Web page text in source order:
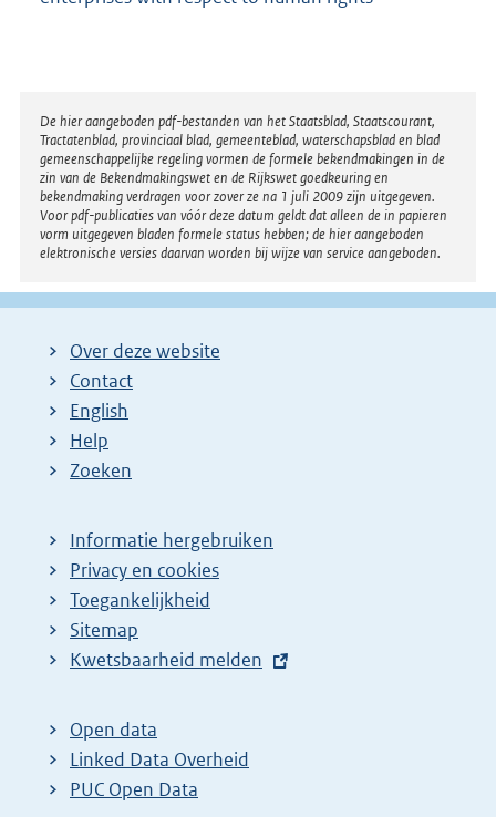
Disclaimer
De hier aangeboden pdf-bestanden van het Staatsblad, Staatscourant,
Tractatenblad, provinciaal blad, gemeenteblad, waterschapsblad en blad
gemeenschappelijke regeling vormen de formele bekendmakingen in de
zin van de Bekendmakingswet en de Rijkswet goedkeuring en
bekendmaking verdragen voor zover ze na 1 juli 2009 zijn uitgegeven.
Voor pdf-publicaties van vóór deze datum geldt dat alleen de in papieren
vorm uitgegeven bladen formele status hebben; de hier aangeboden
elektronische versies daarvan worden bij wijze van service aangeboden.
Over deze website
Contact
English
Help
Zoeken
Informatie hergebruiken
Privacy en cookies
Toegankelijkheid
Sitemap
E
t
e
r
Kwetsbaarheid melden
Open data
Linked Data Overheid
PUC Open Data